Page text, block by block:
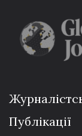
Публікації